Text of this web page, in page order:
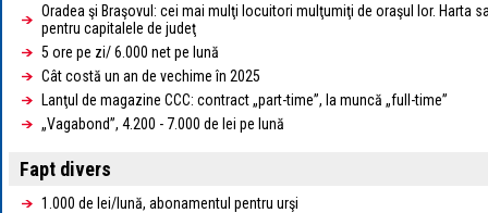
Oradea şi Braşovul: cei mai mulţi locuitori mulţumiţi de oraşul lor. Harta
pentru capitalele de judeţ
5 ore pe zi/ 6.000 net pe lună
Cât costă un an de vechime în 2025
Lanţul de magazine CCC: contract „part-time”, la muncă „full-time”
„Vagabond”, 4.200 - 7.000 de lei pe lună
Fapt divers
1.000 de lei/lună, abonamentul pentru urşi